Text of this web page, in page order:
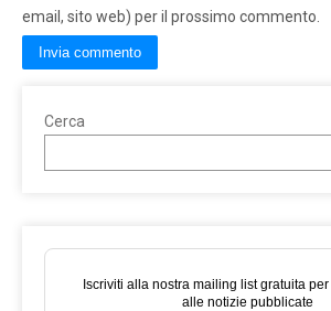
email, sito web) per il prossimo commento.
Cerca
Iscriviti alla nostra mailing list gratuita
alle notizie pubblicate